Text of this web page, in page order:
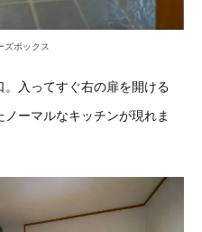
ズボックス
入ってすぐ右の扉を開ける
ーマルなキッチンが現れま